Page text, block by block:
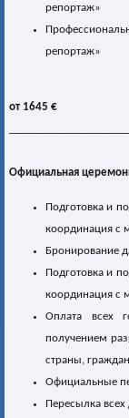
репортаж»
репортаж»
от 1645 €
Официальная
Подготовка и
координация с
Бронирование
Подготовка и
координация с
Оплата всех
получением
страны,
Официальные
Пересылка